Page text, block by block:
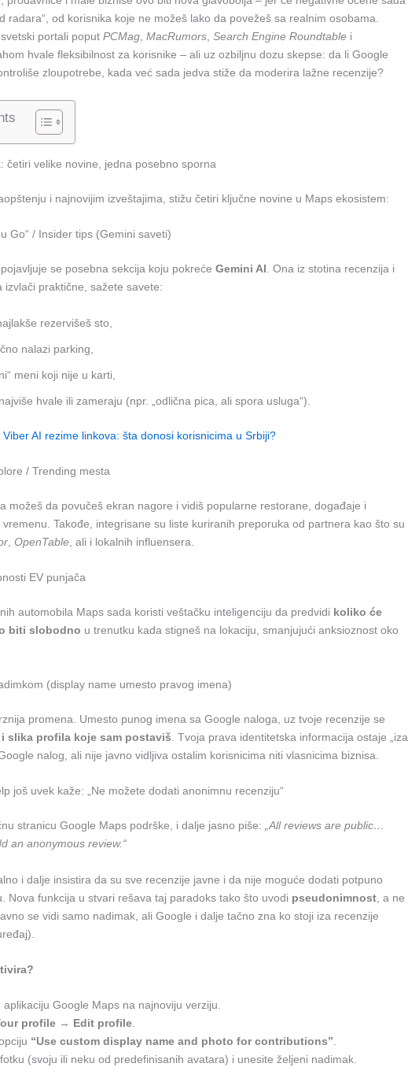
radara“, od korisnika koje ne možeš lako da povežeš sa realnim osobama.
portali poput PCMag, MacRumors, Search Engine Roundtable i
hvale fleksibilnost za korisnike – ali uz ozbiljnu dozu skepse: da li Google
zloupotrebe, kada već sada jedva stiže da moderira lažne recenzije?
četiri velike novine, jedna posebno sporna
i najnovijim izveštajima, stižu četiri ključne novine u Maps ekosistem:
Go“ / Insider tips (Gemini saveti)
se posebna sekcija koju pokreće Gemini AI . Ona iz stotina recenzija i
izvlači praktične, sažete savete:
rezervišeš sto,
nalazi parking,
meni koji nije u karti,
hvale ili zameraju (npr. „odlična pica, ali spora usluga“).
Viber AI rezime linkova: šta donosi korisnicima u Srbiji?
/ Trending mesta
možeš da povučeš ekran nagore i vidiš popularne restorane, događaje i
Takođe, integrisane su liste kuriranih preporuka od partnera kao što su
OpenTable , ali i lokalnih influensera.
EV punjača
automobila Maps sada koristi veštačku inteligenciju da predvidi koliko će
biti slobodno u trenutku kada stigneš na lokaciju, smanjujući anksioznost oko
(display name umesto pravog imena)
promena. Umesto punog imena sa Google naloga, uz tvoje recenzije se
i slika profila koje sam postaviš . Tvoja prava identitetska informacija ostaje „iza
nalog, ali nije javno vidljiva ostalim korisnicima niti vlasnicima biznisa.
još uvek kaže: „Ne možete dodati anonimnu recenziju“
stranicu Google Maps podrške, i dalje jasno piše:
„All reviews are public…
an anonymous review.“
i dalje insistira da su sve recenzije javne i da nije moguće dodati potpuno
Nova funkcija u stvari rešava taj paradoks tako što uvodi pseudonimnost , a ne
se vidi samo nadimak, ali Google i dalje tačno zna ko stoji iza recenzije
aplikaciju Google Maps na najnoviju verziju.
profile → Edit profile.
“Use custom display name and photo for contributions”.
(svoju ili neku od predefinisanih avatara) i unesite željeni nadimak.